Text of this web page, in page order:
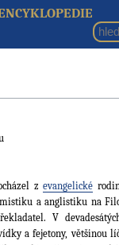
zevangelické
a anglistiku na
V
a fejetony, většinou